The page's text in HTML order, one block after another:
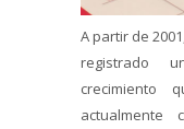
A partir de
registrado
crecimiento